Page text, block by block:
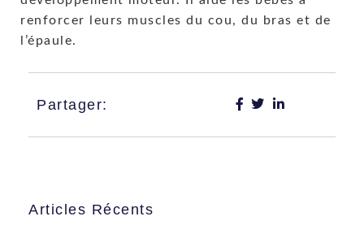
renforcer leurs muscles du cou, du bras et de
l’épaule.
Partager:
Articles Récents